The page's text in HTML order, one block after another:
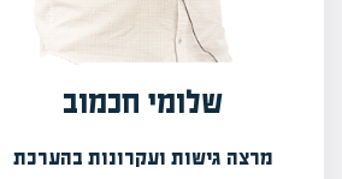
שלומי חכמוב
מרצה גישות ועקרונות בהערכת